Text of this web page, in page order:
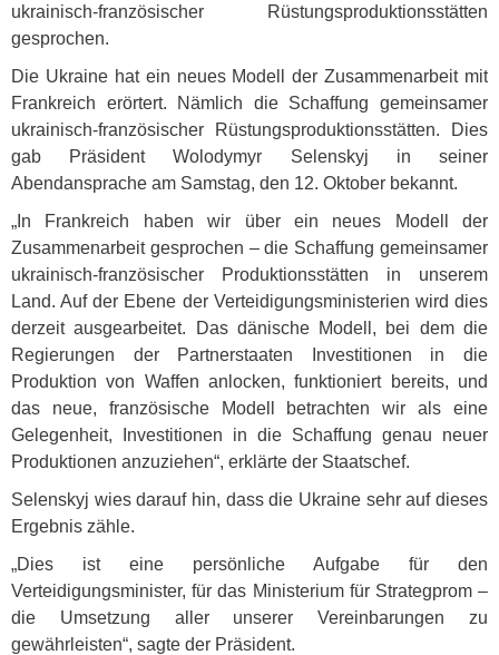
ukrainisch-französischer Rüstungsproduktionsstätten
gesprochen.
Die Ukraine hat ein neues Modell der Zusammenarbeit mit
Frankreich erörtert. Nämlich die Schaffung gemeinsamer
ukrainisch-französischer Rüstungsproduktionsstätten. Dies
gab Präsident Wolodymyr Selenskyj in seiner
Abendansprache am Samstag, den 12. Oktober bekannt.
„In Frankreich haben wir über ein neues Modell der
Zusammenarbeit gesprochen – die Schaffung gemeinsamer
ukrainisch-französischer Produktionsstätten in unserem
Land. Auf der Ebene der Verteidigungsministerien wird dies
derzeit ausgearbeitet. Das dänische Modell, bei dem die
Regierungen der Partnerstaaten Investitionen in die
Produktion von Waffen anlocken, funktioniert bereits, und
das neue, französische Modell betrachten wir als eine
Gelegenheit, Investitionen in die Schaffung genau neuer
Produktionen anzuziehen“, erklärte der Staatschef.
Selenskyj wies darauf hin, dass die Ukraine sehr auf dieses
Ergebnis zähle.
„Dies ist eine persönliche Aufgabe für den
Verteidigungsminister, für das Ministerium für Strategprom –
die Umsetzung aller unserer Vereinbarungen zu
gewährleisten“, sagte der Präsident.